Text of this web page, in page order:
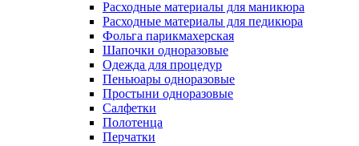
Расходные материалы для маникюра
Расходные материалы для педикюра
Фольга парикмахерская
Шапочки одноразовые
Одежда для процедур
Пеньюары одноразовые
Простыни одноразовые
Салфетки
Полотенца
Перчатки